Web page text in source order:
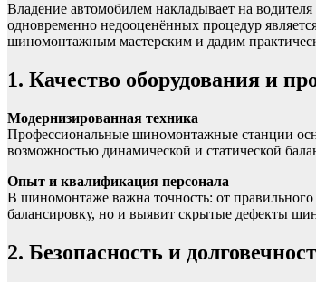
Владение автомобилем накладывает на
одновременно недооценённых процедур
шиномонтажным мастерским и дадим
1. Качество оборудования и
Модернизированная техника
Профессиональные шиномонтажные станции
возможностью динамической и статической
Опыт и квалификация персонала
В шиномонтаже важна точность: от
балансировку, но и выявит скрытые дефекты
2. Безопасность и